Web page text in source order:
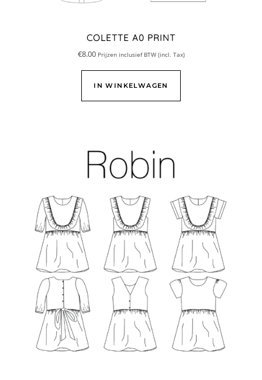
COLETTE A0 PRINT
€8.00 Prijzen inclusief BTW (incl. Tax)
IN WINKELWAGEN